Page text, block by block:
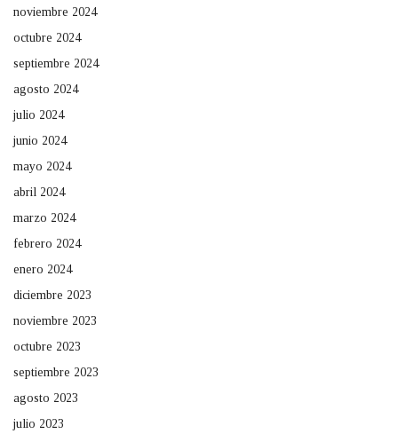
noviembre 2024
octubre 2024
septiembre 2024
agosto 2024
julio 2024
junio 2024
mayo 2024
abril 2024
marzo 2024
febrero 2024
enero 2024
diciembre 2023
noviembre 2023
octubre 2023
septiembre 2023
agosto 2023
julio 2023